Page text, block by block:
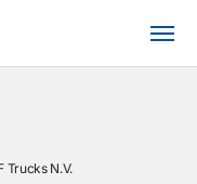
Trucks N.V.